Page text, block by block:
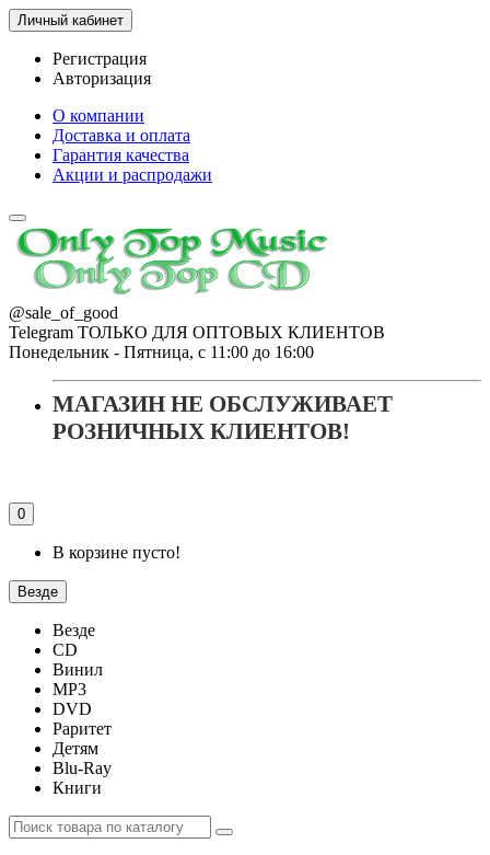
Личный кабинет
Регистрация
Авторизация
О компании
Доставка и оплата
Гарантия качества
Акции и распродажи
@sale_of_good
Telegram ТОЛЬКО ДЛЯ ОПТОВЫХ КЛИЕНТОВ
Понедельник - Пятница, с 11:00 до 16:00
МАГАЗИН НЕ ОБСЛУЖИВАЕТ
РОЗНИЧНЫХ КЛИЕНТОВ!
0
В корзине пусто!
Везде
Везде
CD
Винил
MP3
DVD
Раритет
Детям
Blu-Ray
Книги